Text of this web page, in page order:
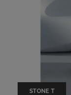
STONE T